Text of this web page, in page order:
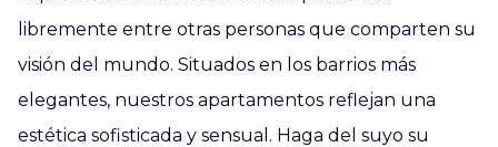
libremente entre otras personas que comparten su
visión del mundo. Situados en los barrios más
elegantes, nuestros apartamentos reflejan una
estética sofisticada y sensual. Haga del suyo su